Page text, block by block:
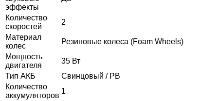
эффекты
Количество
скоростей
2
Материал
колес
Резиновые колеса (Foam Wheels)
Мощность
двигателя
35 Вт
Тип АКБ
Свинцовый / PB
Количество
аккумуляторов
1